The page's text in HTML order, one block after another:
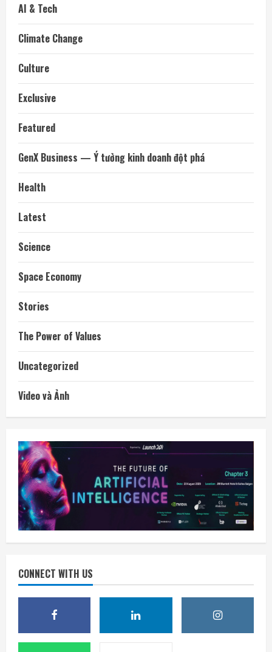
AI & Tech
Climate Change
Culture
Exclusive
Featured
GenX Business — Ý tưởng kinh doanh đột phá
Health
Latest
Science
Space Economy
Stories
The Power of Values
Uncategorized
Video và Ảnh
CONNECT WITH US